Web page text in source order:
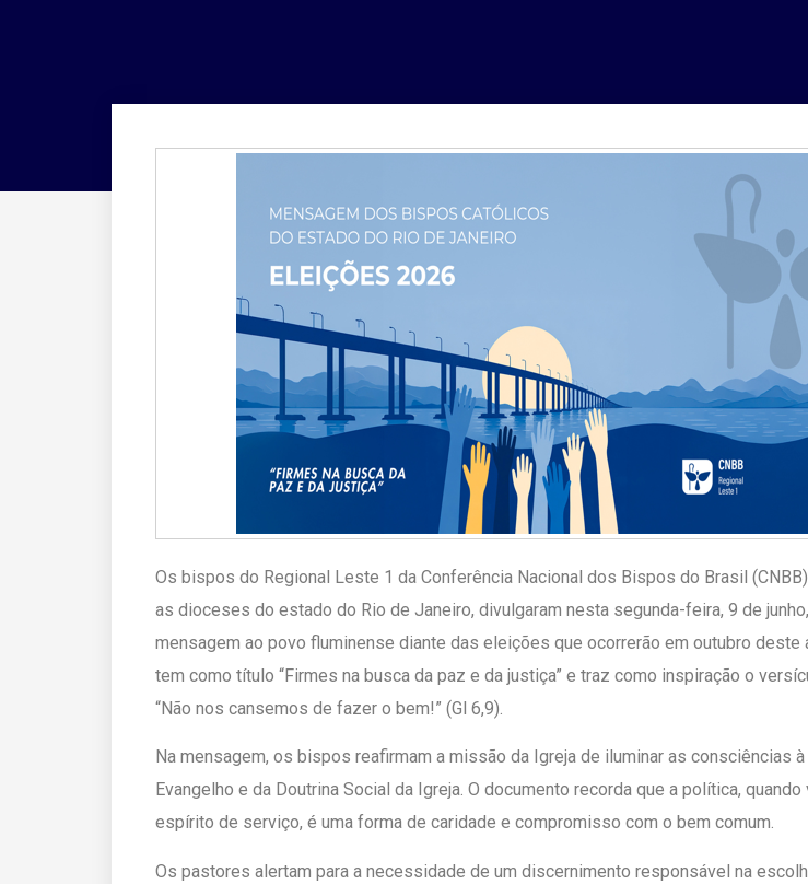
Os bispos do Regional Leste 1 da Conferência Nacional dos Bispos do Brasil
as dioceses do estado do Rio de Janeiro, divulgaram nesta segunda-feira, 9 de
mensagem ao povo fluminense diante das eleições que ocorrerão em outubro deste
tem como título “Firmes na busca da paz e da justiça” e traz como inspiração o
“Não nos cansemos de fazer o bem!” (Gl 6,9).
Na mensagem, os bispos reafirmam a missão da Igreja de iluminar as consciências
Evangelho e da Doutrina Social da Igreja. O documento recorda que a política,
espírito de serviço, é uma forma de caridade e compromisso com o bem comum.
Os pastores alertam para a necessidade de um discernimento responsável na